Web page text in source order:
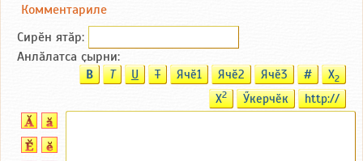
Комментариле
Сирӗн ятӑp:
Анлӑлатса ҫырни:
B T U T Ячӗ1 Ячӗ2 Ячӗ3 # X2
X2 Ӳкерчӗк http://